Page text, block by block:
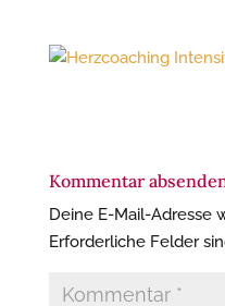
Kommentar
Deine E-Mail-Adresse
Erforderliche Felder